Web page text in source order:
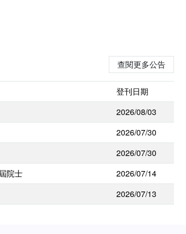
查閱更多公告
登刊日期
2026/08/03
2026/07/30
2026/07/30
院士
2026/07/14
2026/07/13